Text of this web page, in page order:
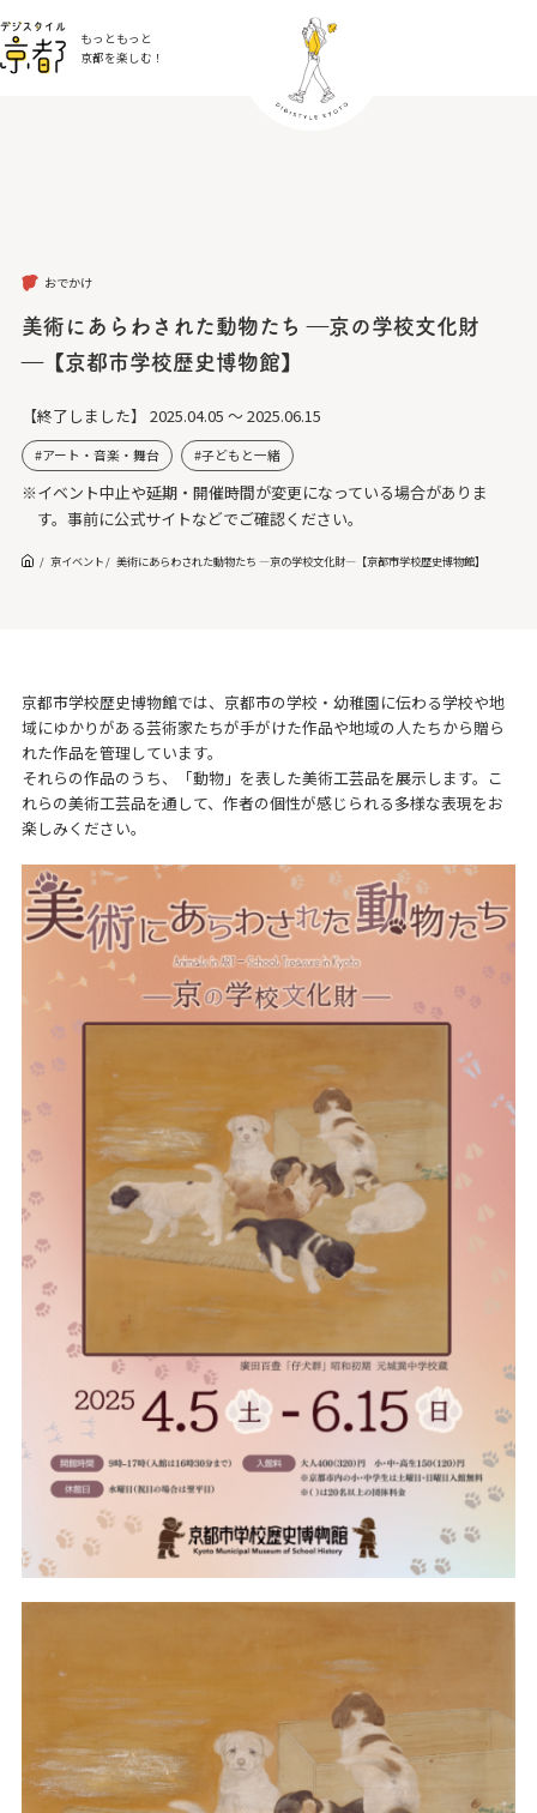
もっともっと
京都を楽しむ！
おでかけ
美術にあらわされた動物たち ―京の学校文化財
―【京都市学校歴史博物館】
【終了しました】 2025.04.05 ～ 2025.06.15
アート・音楽・舞台 子どもと一緒
※イベント中止や延期・開催時間が変更になっている場合がありま
す。事前に公式サイトなどでご確認ください。
京イベント 美術にあらわされた動物たち ―京の学校文化財―【京都市学校歴史博物館】
京都市学校歴史博物館では、京都市の学校・幼稚園に伝わる学校や地
域にゆかりがある芸術家たちが手がけた作品や地域の人たちから贈ら
れた作品を管理しています。
それらの作品のうち、「動物」を表した美術工芸品を展示します。こ
れらの美術工芸品を通して、作者の個性が感じられる多様な表現をお
楽しみください。